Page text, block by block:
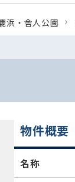
浜・舎人公園
物件概要
名称